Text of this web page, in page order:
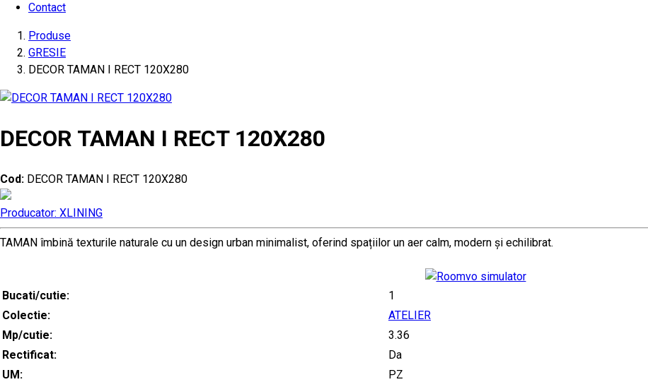
Contact
Produse
GRESIE
DECOR TAMAN I RECT 120X280
DECOR TAMAN I RECT 120X280
Cod: DECOR TAMAN I RECT 120X280
Producator: XLINING
TAMAN îmbină texturile naturale cu un design urban minimalist, oferind spațiilor un aer calm, modern și echilibrat.
Bucati/cutie:
1
Colectie:
ATELIER
Mp/cutie:
3.36
Rectificat:
Da
UM:
PZ